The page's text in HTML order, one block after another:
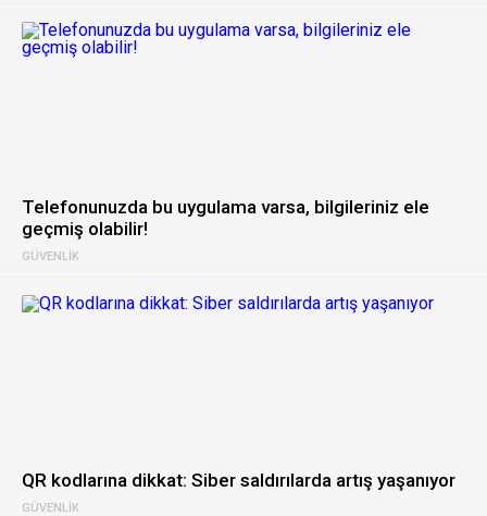
GÜVENLIK
Telefonunuzda bu uygulama varsa, bilgileriniz ele
geçmiş olabilir!
GÜVENLIK
QR kodlarına dikkat: Siber saldırılarda artış yaşanıyor